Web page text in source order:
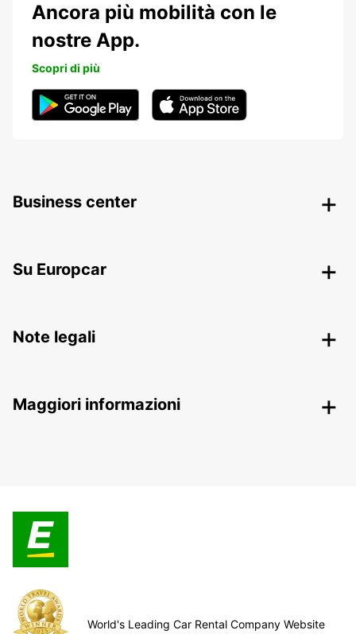
Ancora più mobilità con le
nostre App.
Scopri di più
Business center
Su Europcar
Note legali
Maggiori informazioni
World's Leading Car Rental Company Website